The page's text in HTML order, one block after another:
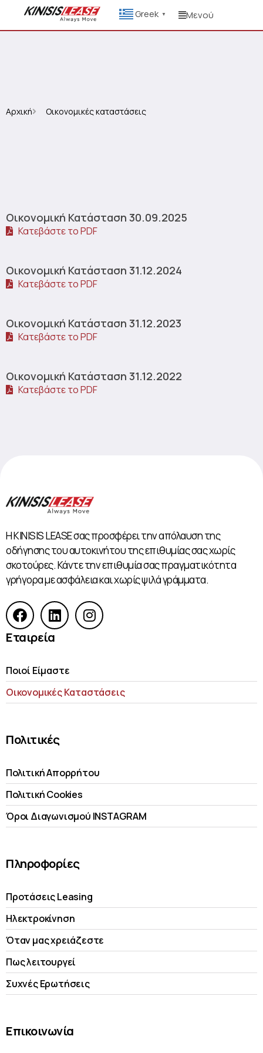
Greek ▼ Μενού
Αρχική Οικονομικές καταστάσεις
Οικονομική Κατάσταση 30.09.2025
Κατεβάστε το PDF
Οικονομική Κατάσταση 31.12.2024
Κατεβάστε το PDF
Οικονομική Κατάσταση 31.12.2023
Κατεβάστε το PDF
Οικονομική Κατάσταση 31.12.2022
Κατεβάστε το PDF
Η KINISIS LEASE σας προσφέρει την απόλαυση της
οδήγησης του αυτοκινήτου της επιθυμίας σας χωρίς
σκοτούρες. Κάντε την επιθυμία σας πραγματικότητα
γρήγορα με ασφάλεια και χωρίς ψιλά γράμματα.
Εταιρεία
Ποιοί Είμαστε
Οικονομικές Kαταστάσεις
Πολιτικές
Πολιτική Απορρήτου
Πολιτική Cookies
Όροι Διαγωνισμού INSTAGRAM
Πληροφορίες
Προτάσεις Leasing
Ηλεκτροκίνηση
Όταν μας χρειάζεστε
Πως λειτουργεί
Συχνές Ερωτήσεις
Επικοινωνία